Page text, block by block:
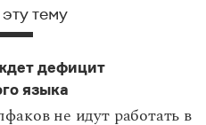
тему
дефицит
языка
не идут работать в